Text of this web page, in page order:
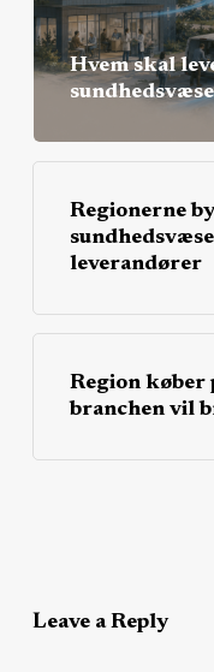
Hvem skal
Regionerne
leverandører
Region køber
branchen vil
Leave a Reply